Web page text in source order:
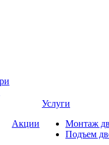
Акции
Услуги
Монтаж
Подъем